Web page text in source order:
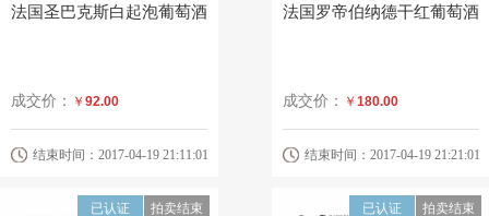
法国圣巴克斯白起泡葡萄酒
成交价： ￥ 92.00
结束时间：2017-04-19 21:11:01
法国罗帝伯纳德干红葡萄酒
成交价： ￥ 180.00
结束时间：2017-04-19 21:21:01
拍卖结束
已认证 拍卖结束
已认证